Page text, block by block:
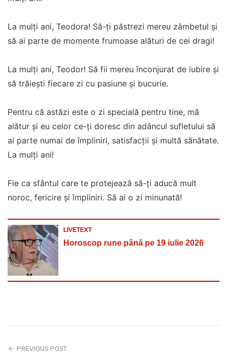
La mulți ani, Teodora! Să-ți păstrezi mereu zâmbetul și
să ai parte de momente frumoase alături de cei dragi!
La mulți ani, Teodor! Să fii mereu înconjurat de iubire și
să trăiești fiecare zi cu pasiune și bucurie.
Pentru că astăzi este o zi specială pentru tine, mă
alătur și eu celor ce-ți doresc din adâncul sufletului să
ai parte numai de împliniri, satisfacții și multă sănătate.
La mulți ani!
Fie ca sfântul care te protejează să-ți aducă mult
noroc, fericire și împliniri. Să ai o zi minunată!
LIVETEXT
Horoscop rune până pe 19 iulie 2026
PREVIOUS POST